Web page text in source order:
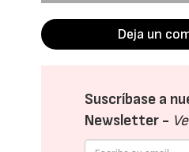
Deja un
Suscríbase a
Newsletter -